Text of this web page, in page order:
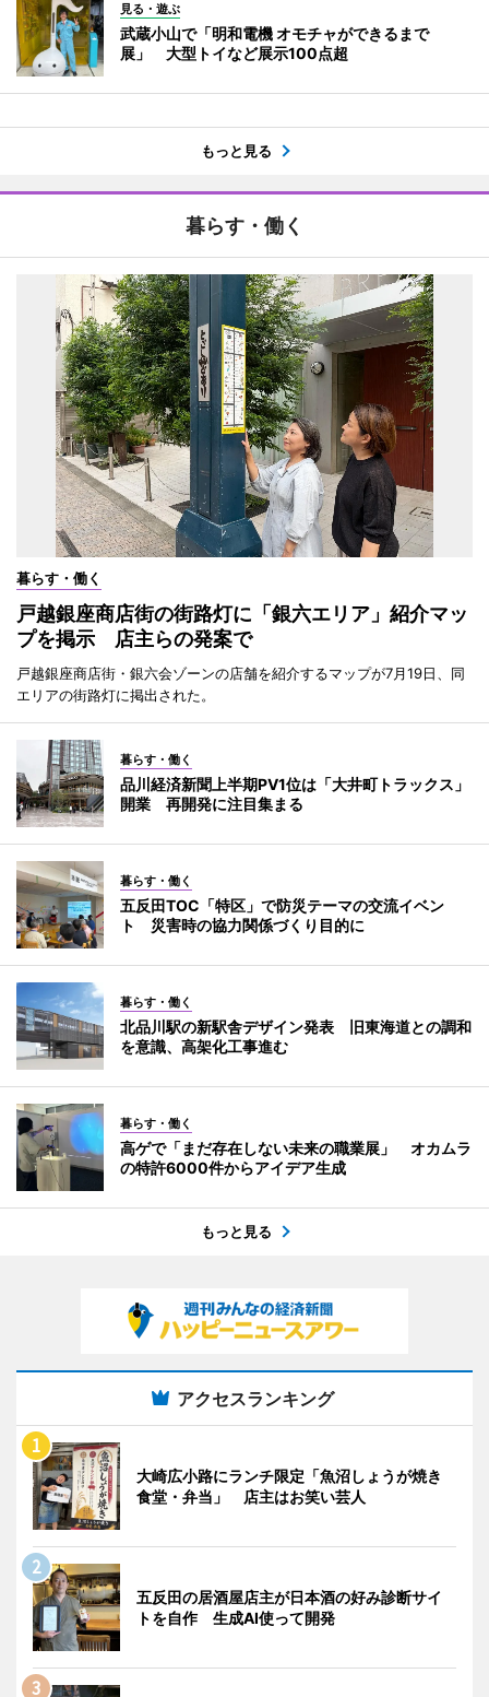
見る・遊ぶ
武蔵小山で「明和電機 オモチャができるまで
展」 大型トイなど展示100点超
もっと見る
暮らす・働く
暮らす・働く
戸越銀座商店街の街路灯に「銀六エリア」紹介マッ
プを掲示 店主らの発案で
戸越銀座商店街・銀六会ゾーンの店舗を紹介するマップが7月19日、同
エリアの街路灯に掲出された。
暮らす・働く
品川経済新聞上半期PV1位は「大井町トラックス」
開業 再開発に注目集まる
暮らす・働く
五反田TOC「特区」で防災テーマの交流イベン
ト 災害時の協力関係づくり目的に
暮らす・働く
北品川駅の新駅舎デザイン発表 旧東海道との調和
を意識、高架化工事進む
暮らす・働く
高ゲで「まだ存在しない未来の職業展」 オカムラ
の特許6000件からアイデア生成
もっと見る
アクセスランキング
大崎広小路にランチ限定「魚沼しょうが焼き
食堂・弁当」 店主はお笑い芸人
五反田の居酒屋店主が日本酒の好み診断サイ
トを自作 生成AI使って開発